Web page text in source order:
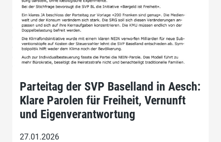
Parteitag der SVP Baselland in Aesch:
Klare Parolen für Freiheit, Vernunft
und Eigenverantwortung
27.01.2026